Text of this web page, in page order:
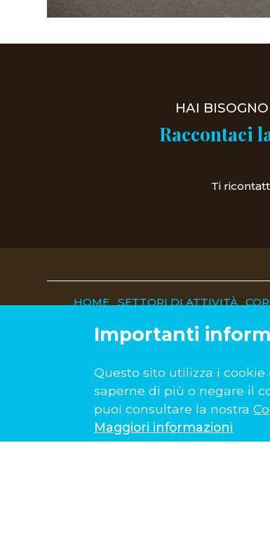
TUTTI I
HAI
Raccontaci
Ti
HOME SETTORI DI ATTIVITÀ
Importanti
Questo sito utilizza i
saperne di più o negare il
puoi consultare la nostra
Maggiori informazioni